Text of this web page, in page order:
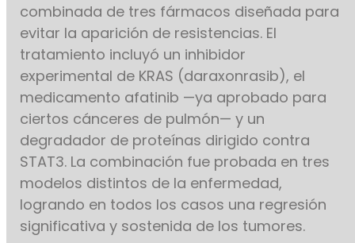
combinada de tres fármacos diseñada para
evitar la aparición de resistencias. El
tratamiento incluyó un inhibidor
experimental de KRAS (daraxonrasib), el
medicamento afatinib —ya aprobado para
ciertos cánceres de pulmón— y un
degradador de proteínas dirigido contra
STAT3. La combinación fue probada en tres
modelos distintos de la enfermedad,
logrando en todos los casos una regresión
significativa y sostenida de los tumores.